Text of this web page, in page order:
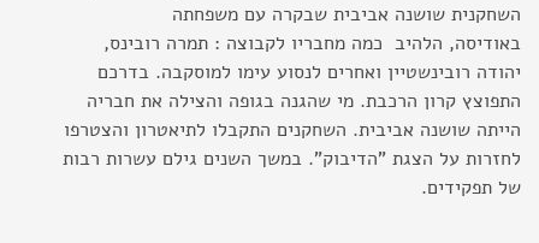
השחקנית שושנה אביבית שבקרה עם משפחתה
באודיסה, הלהיב כמה מחבריו לקבוצה : תמרה רובינס,
יהודה רובינשטיין ואחרים לנסוע עימו למוסקבה. בדרכם
התפוצץ קרון הרכבת. מי שהגנה בגופה והצילה את חבריה
הייתה שושנה אביבית. השחקנים התקבלו לתיאטרון והצטרפו
לחזרות על הצגת "הדיבוק". במשך השנים גילם עשרות רבות
של תפקידים.